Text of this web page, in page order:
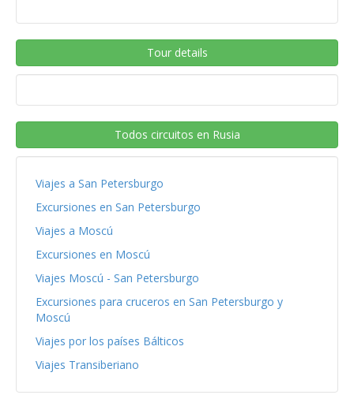
Tour details
Todos circuitos en Rusia
Viajes a San Petersburgo
Excursiones en San Petersburgo
Viajes a Moscú
Excursiones en Moscú
Viajes Moscú - San Petersburgo
Excursiones para cruceros en San Petersburgo y
Moscú
Viajes por los países Bálticos
Viajes Transiberiano